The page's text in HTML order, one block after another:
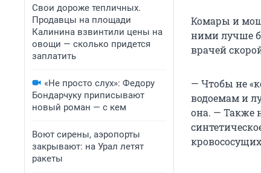
Свои дороже тепличных.
Продавцы на площади
Калинина взвинтили цены на
овощи — сколько придется
заплатить
«Не просто слух»: Федору
Бондарчуку приписывают
новый роман — с кем
Воют сирены, аэропорты
закрывают: на Урал летят
ракеты
Комары и
ними лучше
врачей
— Чтобы не
водоемам и
она. — Также